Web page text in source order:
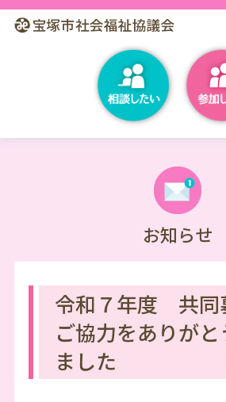
お知らせ
令和７年度 共同
ご協力をありが
ました